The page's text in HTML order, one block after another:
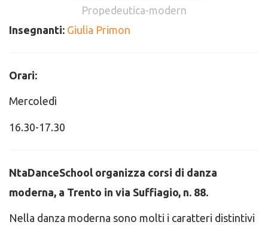
Propedeutica-modern
Insegnanti: Giulia Primon
Orari:
Mercoledì
16.30-17.30
NtaDanceSchool organizza corsi di danza
moderna, a Trento in via Suffiagio, n. 88.
Nella danza moderna sono molti i caratteri distintivi